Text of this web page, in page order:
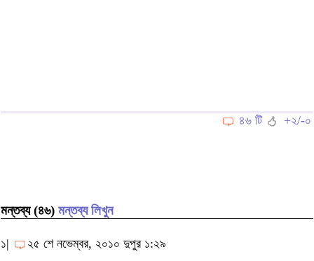
৪৬ টি +২/-০
মন্তব্য (৪৬) মন্তব্য লিখুন
১| ২৫ শে নভেম্বর, ২০১০ দুপুর ১:২৯